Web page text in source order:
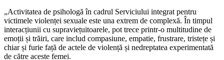
„Activitatea de psihologă în cadrul Serviciului integrat pentru
victimele violenței sexuale este una extrem de complexă. În timpul
interacțiunii cu supraviețuitoarele, pot trece printr-o multitudine de
emoții și trăiri, care includ compasiune, empatie, frustrare, tristețe și
chiar și furie față de actele de violență și nedreptatea experimentată
de către aceste femei.